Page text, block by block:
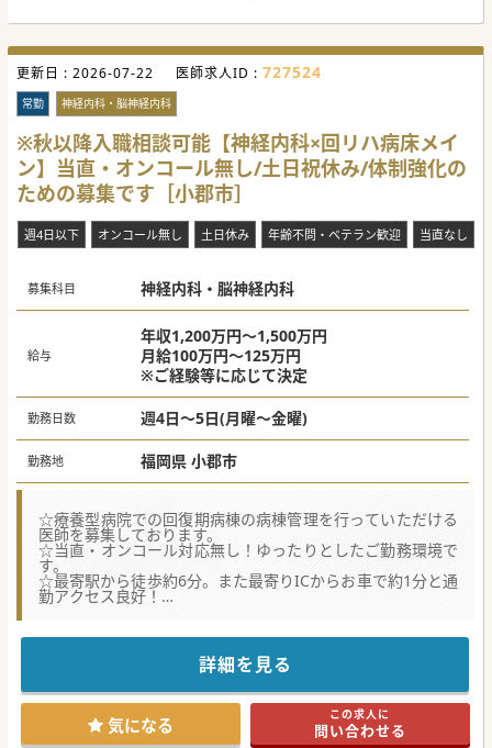
更新日 : 2026-07-22 医師求人ID : 727524
常勤 神経内科・脳神経内科
※秋以降入職相談可能【神経内科×回リハ病床メイ
ン】当直・オンコール無し/土日祝休み/体制強化の
ための募集です［小郡市］
週4日以下 オンコール無し 土日休み 年齢不問・ベテラン歓迎 当直なし
募集科目 神経内科・脳神経内科
給与
年収1,200万円～1,500万円
月給100万円～125万円
※ご経験等に応じて決定
勤務日数 週4日～5日(月曜～金曜)
勤務地 福岡県 小郡市
☆療養型病院での回復期病棟の病棟管理を行っていただける
医師を募集しております。
☆当直・オンコール対応無し！ゆったりとしたご勤務環境で
す。
☆最寄駅から徒歩約6分。また最寄りICからお車で約1分と通
勤アクセス良好！
療養型慢性期病院にて、診療体制の充実化を目的とした常勤
医師の募集を行っております。
土日祝休みや当直無の相談が可能ですのでメリハリのある安
定したご勤務環境が特徴的です。
母体は複数の病院を経営している法人様で、経営状態も安定
しております。
最寄りインターからも5分程度と交通アクセスも良好ですの
詳細を見る
気になる この求人に
問い合わせる